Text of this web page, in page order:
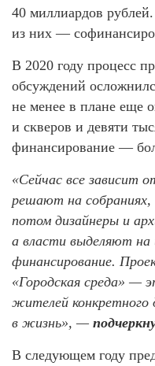
40 миллиардов
из них —
В 2020 году процесс
обсуждений
не менее в плане еще
и скверов и девяти
финансирование —
«Сейчас все зависит
решают на
потом дизайнеры и
а власти выделяют на
финансирование.
«Городская среда» —
жителей конкретного
в жизнь», —
В следующем году